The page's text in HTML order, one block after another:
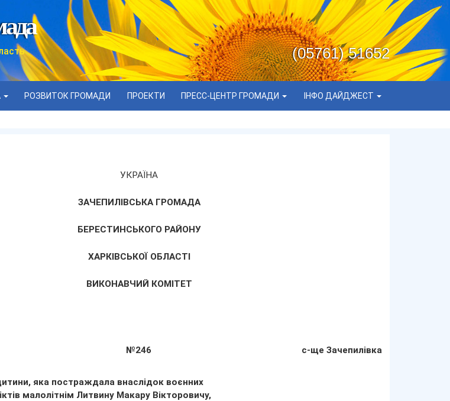
(05761) 51652
РОЗВИТОК ГРОМАДИ ПРОЕКТИ ПРЕСС-ЦЕНТР ГРОМАДИ ІНФО ДАЙДЖЕСТ
УКРАЇНА
ЗАЧЕПИЛІВСЬКА ГРОМАДА
БЕРЕСТИНСЬКОГО РАЙОНУ
ХАРКІВСЬКОЇ ОБЛАСТІ
ВИКОНАВЧИЙ КОМІТЕТ
№246 с-ще Зачепилівка
яка постраждала внаслідок воєнних
малолітнім Литвину Макару Вікторовичу,